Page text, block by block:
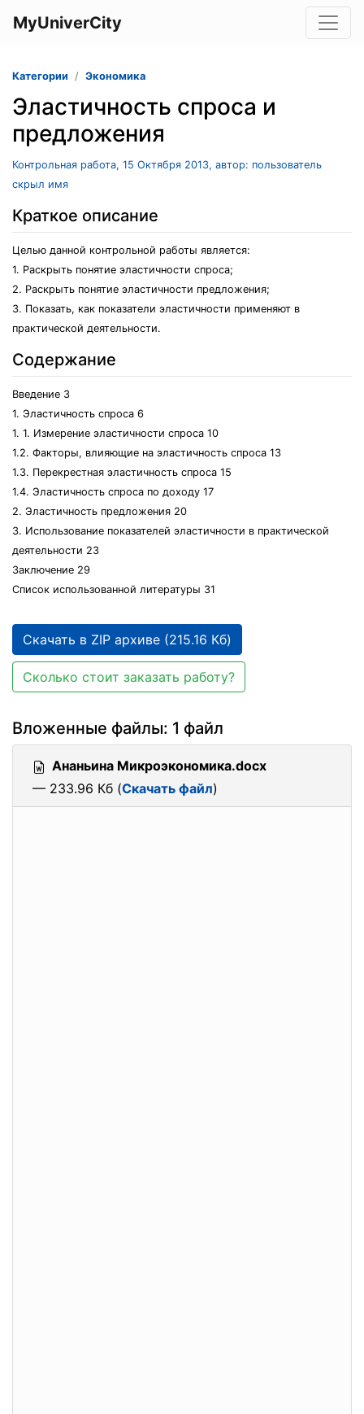
MyUniverCity
Категории Экономика
Эластичность спроса и
предложения
Контрольная работа, 15 Октября 2013, автор: пользователь
скрыл имя
Краткое описание
Целью данной контрольной работы является:
1. Раскрыть понятие эластичности спроса;
2. Раскрыть понятие эластичности предложения;
3. Показать, как показатели эластичности применяют в
практической деятельности.
Содержание
Введение 3
1. Эластичность спроса 6
1. 1. Измерение эластичности спроса 10
1.2. Факторы, влияющие на эластичность спроса 13
1.3. Перекрестная эластичность спроса 15
1.4. Эластичность спроса по доходу 17
2. Эластичность предложения 20
3. Использование показателей эластичности в практической
деятельности 23
Заключение 29
Список использованной литературы 31
Скачать в ZIP архиве (215.16 Кб)
Сколько стоит заказать работу?
Вложенные файлы: 1 файл
Ананьина Микроэкономика.docx
— 233.96 Кб (Скачать файл)